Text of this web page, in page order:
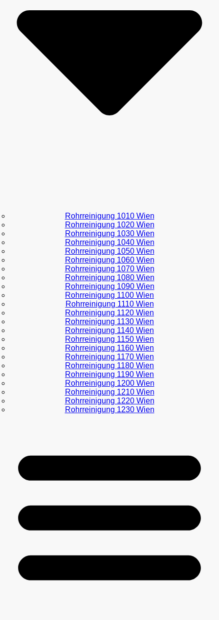
Rohrreinigung 1010 Wien
Rohrreinigung 1020 Wien
Rohrreinigung 1030 Wien
Rohrreinigung 1040 Wien
Rohrreinigung 1050 Wien
Rohrreinigung 1060 Wien
Rohrreinigung 1070 Wien
Rohrreinigung 1080 Wien
Rohrreinigung 1090 Wien
Rohrreinigung 1100 Wien
Rohrreinigung 1110 Wien
Rohrreinigung 1120 Wien
Rohrreinigung 1130 Wien
Rohrreinigung 1140 Wien
Rohrreinigung 1150 Wien
Rohrreinigung 1160 Wien
Rohrreinigung 1170 Wien
Rohrreinigung 1180 Wien
Rohrreinigung 1190 Wien
Rohrreinigung 1200 Wien
Rohrreinigung 1210 Wien
Rohrreinigung 1220 Wien
Rohrreinigung 1230 Wien